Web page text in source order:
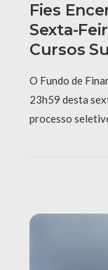
Fies
Sexta-
Cursos
O Fundo de
23h59 desta
processo